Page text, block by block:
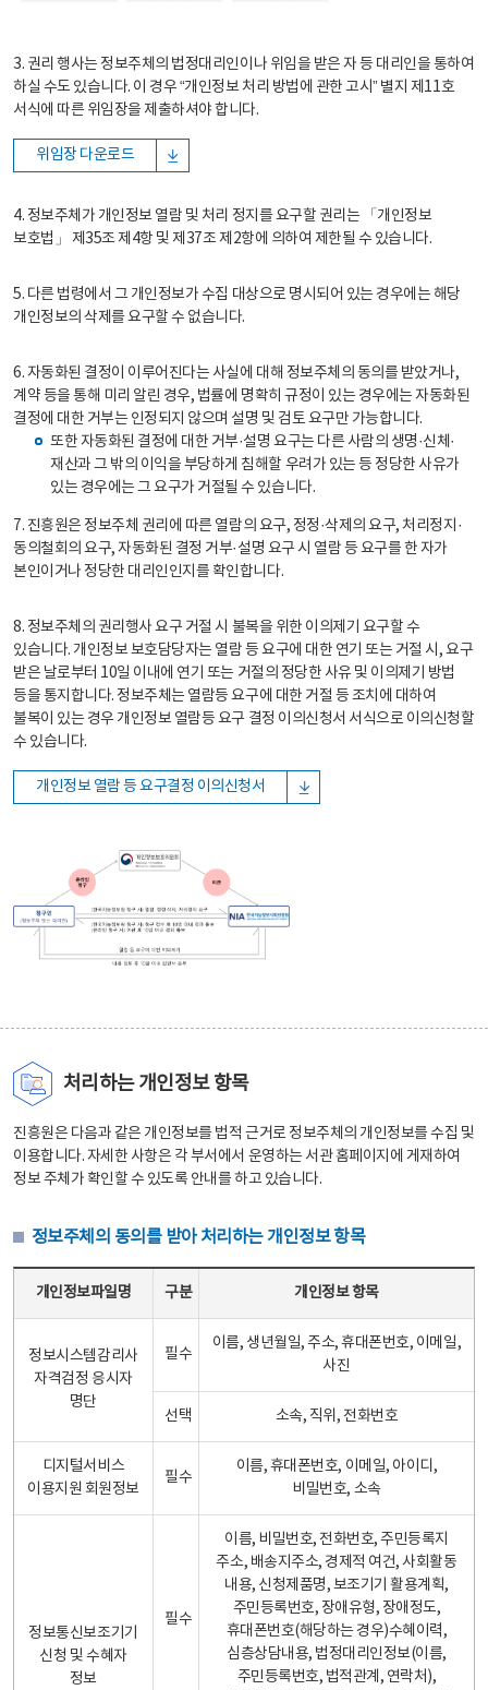
3. 권리 행사는 정보주체의 법정대리인이나 위임을 받은 자 등 대리인을 통하여
하실 수도 있습니다. 이 경우 “개인정보 처리 방법에 관한 고시” 별지 제11호
서식에 따른 위임장을 제출하셔야 합니다.
위임장 다운로드
4. 정보주체가 개인정보 열람 및 처리 정지를 요구할 권리는 「개인정보
보호법」 제35조 제4항 및 제37조 제2항에 의하여 제한될 수 있습니다.
5. 다른 법령에서 그 개인정보가 수집 대상으로 명시되어 있는 경우에는 해당
개인정보의 삭제를 요구할 수 없습니다.
6. 자동화된 결정이 이루어진다는 사실에 대해 정보주체의 동의를 받았거나,
계약 등을 통해 미리 알린 경우, 법률에 명확히 규정이 있는 경우에는 자동화된
결정에 대한 거부는 인정되지 않으며 설명 및 검토 요구만 가능합니다.
또한 자동화된 결정에 대한 거부·설명 요구는 다른 사람의 생명·신체·
재산과 그 밖의 이익을 부당하게 침해할 우려가 있는 등 정당한 사유가
있는 경우에는 그 요구가 거절될 수 있습니다.
7. 진흥원은 정보주체 권리에 따른 열람의 요구, 정정·삭제의 요구, 처리정지·
동의철회의 요구, 자동화된 결정 거부·설명 요구 시 열람 등 요구를 한 자가
본인이거나 정당한 대리인인지를 확인합니다.
8. 정보주체의 권리행사 요구 거절 시 불복을 위한 이의제기 요구할 수
있습니다. 개인정보 보호담당자는 열람 등 요구에 대한 연기 또는 거절 시, 요구
받은 날로부터 10일 이내에 연기 또는 거절의 정당한 사유 및 이의제기 방법
등을 통지합니다. 정보주체는 열람등 요구에 대한 거절 등 조치에 대하여
불복이 있는 경우 개인정보 열람등 요구 결정 이의신청서 서식으로 이의신청할
수 있습니다.
개인정보 열람 등 요구결정 이의신청서
처리하는 개인정보 항목
진흥원은 다음과 같은 개인정보를 법적 근거로 정보주체의 개인정보를 수집 및
이용합니다. 자세한 사항은 각 부서에서 운영하는 서관 홈페이지에 게재하여
정보 주체가 확인할 수 있도록 안내를 하고 있습니다.
정보주체의 동의를 받아 처리하는 개인정보 항목
개인정보파일명 구분 개인정보 항목
정보시스템감리사
자격검정 응시자
명단
필수
이름, 생년월일, 주소, 휴대폰번호, 이메일,
사진
선택 소속, 직위, 전화번호
디지털서비스
이용지원 회원정보
필수
이름, 휴대폰번호, 이메일, 아이디,
비밀번호, 소속
정보통신보조기기
신청 및 수혜자
정보
필수
이름, 비밀번호, 전화번호, 주민등록지
주소, 배송지주소, 경제적 여건, 사회활동
내용, 신청제품명, 보조기기 활용계획,
주민등록번호, 장애유형, 장애정도,
휴대폰번호(해당하는 경우)수혜이력,
심층상담내용, 법정대리인정보(이름,
주민등록번호, 법적관계, 연락처),